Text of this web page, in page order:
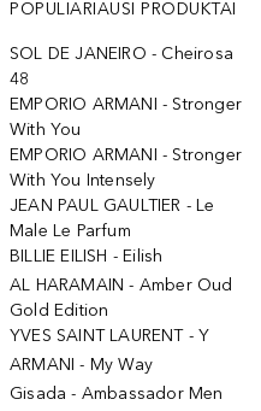
POPULIARIAUSI PRODUKTAI
SOL DE JANEIRO - Cheirosa
48
EMPORIO ARMANI - Stronger
With You
EMPORIO ARMANI - Stronger
With You Intensely
JEAN PAUL GAULTIER - Le
Male Le Parfum
BILLIE EILISH - Eilish
AL HARAMAIN - Amber Oud
Gold Edition
YVES SAINT LAURENT - Y
ARMANI - My Way
Gisada - Ambassador Men